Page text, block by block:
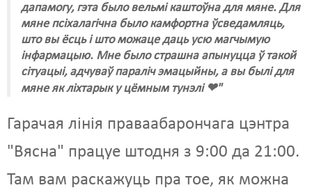
дапамогу, гэта было вельмі каштоўна для мяне. Для
мяне псіхалагічна было камфортна ўсведамляць,
што вы ёсць і што можаце даць усю магчымую
інфармацыю. Мне было страшна апынуцца ў такой
сітуацыі, адчуваў параліч эмацыйны, а вы былі для
мяне як ліхтарык у цёмным тунэлі ❤"
Гарачая лінія праваабарончага цэнтра
"Вясна" працуе штодня з 9:00 да 21:00.
Там вам раскажуць пра тое, як можна